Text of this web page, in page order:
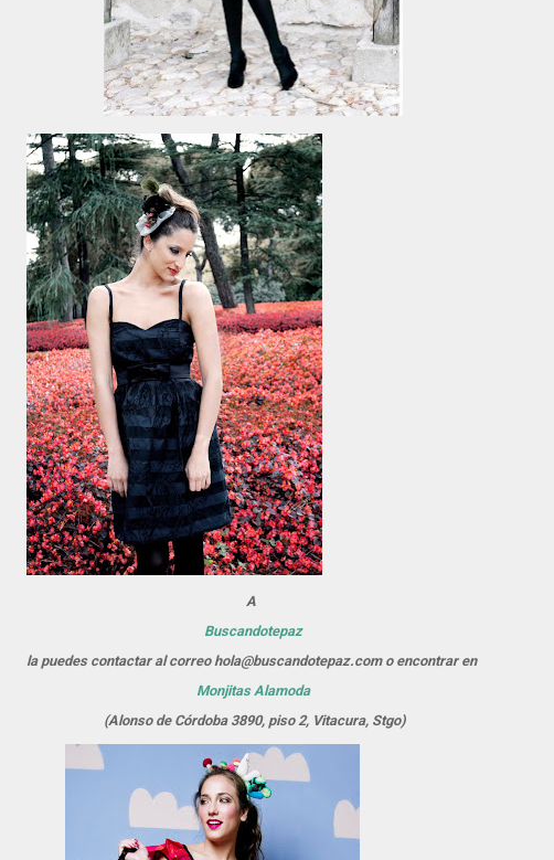
A
Buscandotepaz
la puedes contactar al correo hola@buscandotepaz.com o encontrar en
Monjitas Alamoda
(Alonso de Córdoba 3890, piso 2, Vitacura, Stgo)